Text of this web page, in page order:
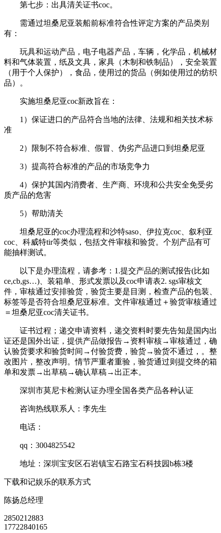
第七步：出具清关证书coc。
需通过坦桑尼亚装船前标准符合性评定方案的产品类别
有：
玩具和运动产品，电子电器产品，车辆，化学品，机械材
料和气体装置，纸及文具，家具（木制和铁制品），安全装置
（用于个人保护），食品，使用过的货品（例如使用过的纺织
品）。
实施坦桑尼亚coc新政旨在：
1）保证进口的产品符合当地的法律、法规和相关技术标
准
2）限制不符合标准、假冒、伪劣产品进口到坦桑尼亚
3）提高符合标准的产品的市场竞争力
4）保护其国内消费者、生产商、环境和公共安全免受劣
质产品的危害
5）帮助清关
坦桑尼亚的coc办理流程和沙特saso、伊拉克coc、叙利亚
coc、科威特tir等类似，包括文件审核和验货。个别产品有可
能抽样测试。
以下是办理流程，请参考：1.提交产品的测试报告(比如
ce,cb,gs…)、装箱单、形式发票以及coc申请表2. sgs审核文
件，审核通过安排验货，验货主要是目测，检查产品的包装、
标签等是否符合坦桑尼亚标准。文件审核通过＋验货审核通过
＝坦桑尼亚coc清关证书。
证书过程；递交申请资料，递交资料时要先告知是国内出
证还是国外出证，提供产品做报告→资料审核→审核通过，确
认验货要求和验货时间→付验货费，验货→验货不通过，。整
改图片，整改声明。情节严重者重验，验货通过则提交终的箱
单和发票→出草稿→确认草稿→出正本。
深圳市莫尼卡检测认证办理全国各类产品各种认证
咨询热线联系人：李先生
电话：
qq：3004825542
地址：深圳宝安区石岩镇宝石路宝石科技园b栋3楼
下载和记娱乐的联系方式
陈扬总经理
2850212883
17722840165